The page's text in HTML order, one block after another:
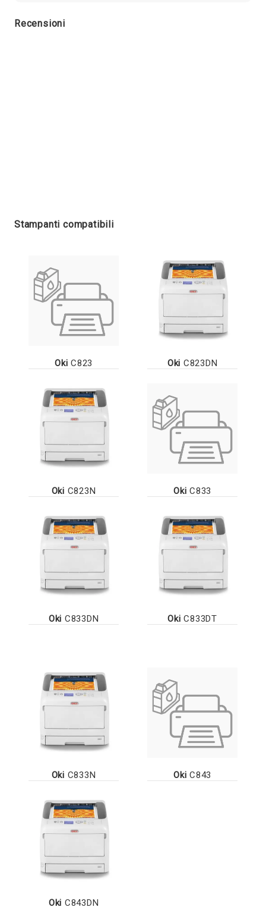
Recensioni
Stampanti compatibili
Oki C823 Oki C823DN
Oki C823N Oki C833
Oki C833DN Oki C833DT
Oki C833N Oki C843
Oki C843DN